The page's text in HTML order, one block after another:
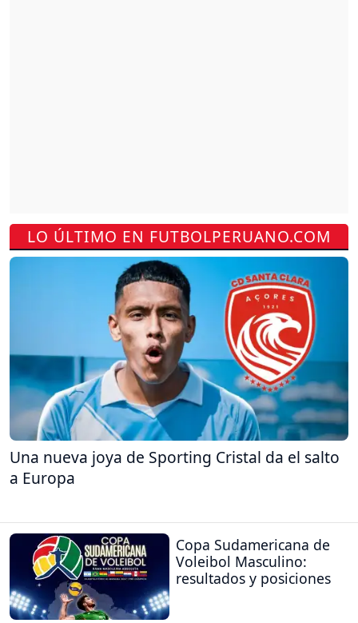
LO ÚLTIMO EN FUTBOLPERUANO.COM
Una nueva joya de Sporting Cristal da el salto
a Europa
Copa Sudamericana de
Voleibol Masculino:
resultados y posiciones